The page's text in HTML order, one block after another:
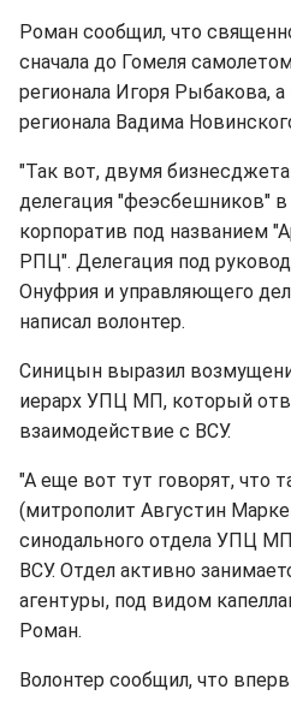
Роман сообщил, что
сначала до Гомеля
регионала Игоря Рыбакова,
регионала Вадима
"Так вот, двумя
делегация "феэсбешников" в
корпоратив под названием
РПЦ". Делегация под
Онуфрия и управляющего
написал волонтер.
Синицын выразил
иерарх УПЦ МП, который
взаимодействие с ВСУ.
"А еще вот тут говорят, что
(митрополит Августин
синодального отдела УПЦ
ВСУ. Отдел активно
агентуры, под видом
Роман.
Волонтер сообщил, что